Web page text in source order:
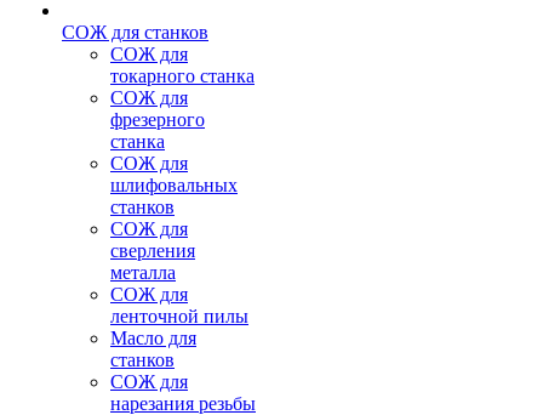
СОЖ для станков
СОЖ для
токарного станка
СОЖ для
фрезерного
станка
СОЖ для
шлифовальных
станков
СОЖ для
сверления
металла
СОЖ для
ленточной пилы
Масло для
станков
СОЖ для
нарезания резьбы